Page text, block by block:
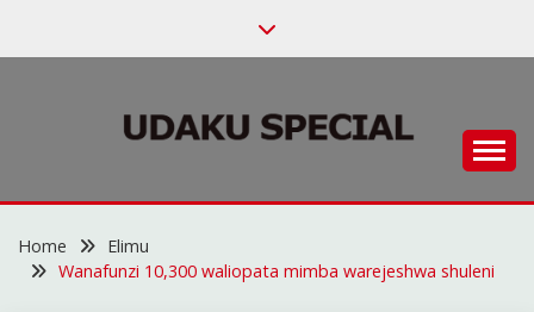
UDAKU SPECIAL
Home
Elimu
Wanafunzi 10,300 waliopata mimba warejeshwa shuleni